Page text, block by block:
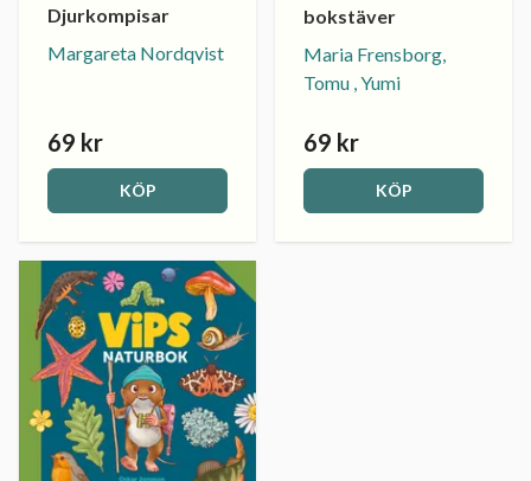
Djurkompisar
Margareta Nordqvist
69 kr
KÖP
bokstäver
Maria Frensborg,
Tomu , Yumi
69 kr
KÖP